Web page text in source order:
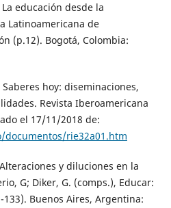
educación desde la
Latinoamericana de
(p.12). Bogotá, Colombia:
hoy: diseminaciones,
Revista Iberoamericana
el 17/11/2018 de:
rie32a01.htm
y diluciones en la
G; Diker, G. (comps.), Educar:
Buenos Aires, Argentina: